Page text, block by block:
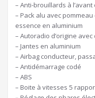
– Anti-brouillards à l’avant
– Pack alu avec
essence en aluminium
– Autoradio d’origine
– Jantes en aluminium
– Airbag conducteur,
– Antidémarrage codé
– ABS
– Boite à vitesses 5